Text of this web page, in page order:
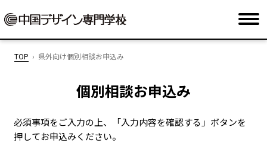
TOP 県外向け個別相談お申込み
個別相談お申込み
必須事項をご入力の上、「入力内容を確認する」ボタンを
押してお申込みください。